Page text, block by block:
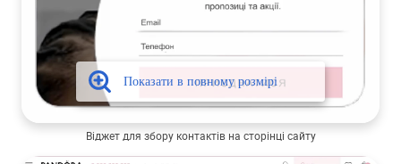
Віджет для збору контактів на сторінці сайту